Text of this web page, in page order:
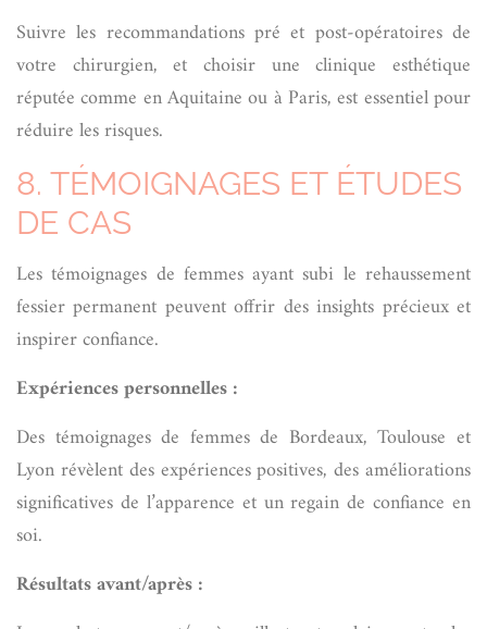
Suivre les recommandations pré et post-opératoires de
votre chirurgien, et choisir une clinique esthétique
réputée comme en Aquitaine ou à Paris, est essentiel pour
réduire les risques.
8. TÉMOIGNAGES ET ÉTUDES
DE CAS
Les témoignages de femmes ayant subi le rehaussement
fessier permanent peuvent offrir des insights précieux et
inspirer confiance.
Expériences personnelles :
Des témoignages de femmes de Bordeaux, Toulouse et
Lyon révèlent des expériences positives, des améliorations
significatives de l’apparence et un regain de confiance en
soi.
Résultats avant/après :